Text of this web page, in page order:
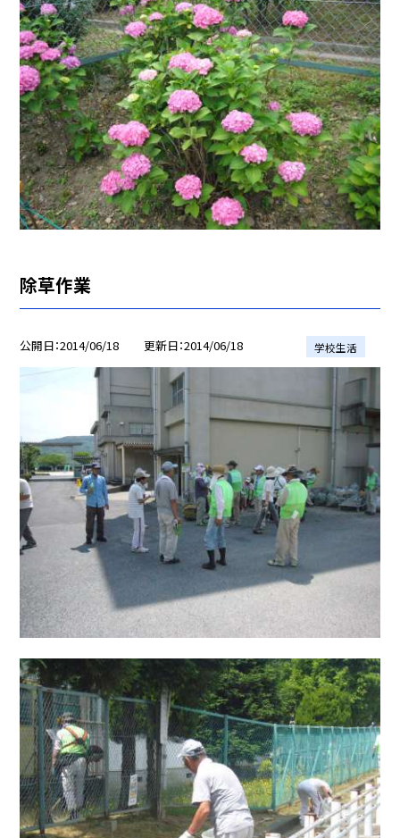
除草作業
公開日 2014/06/18 更新日 2014/06/18 学校生活